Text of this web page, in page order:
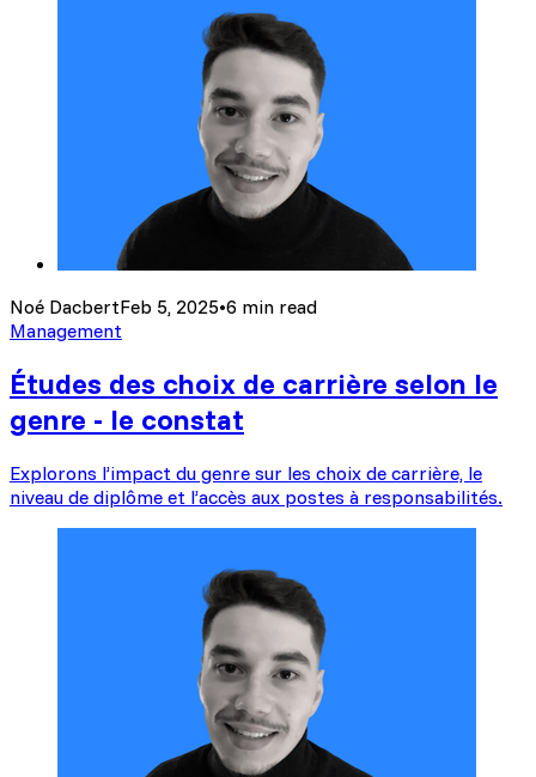
Noé DacbertFeb 5, 2025•6 min read
Management
Études des choix de carrière selon le
genre - le constat
Explorons l’impact du genre sur les choix de carrière, le
niveau de diplôme et l’accès aux postes à responsabilités.